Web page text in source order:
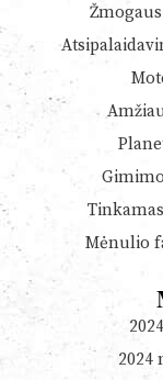
Mėnulio
2024